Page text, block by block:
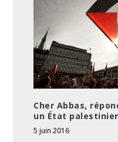
Cher Abbas,
un État
5 juin 2016